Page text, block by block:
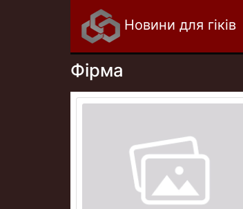
Новини для гіків
Фірма